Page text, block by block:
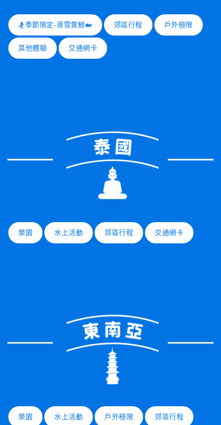
🏂季節限定-滑雪賞鯨🐋 郊區行程 戶外極限
其他體驗 交通網卡
樂園 水上活動 郊區行程 交通網卡
樂園 水上活動 戶外極限 郊區行程